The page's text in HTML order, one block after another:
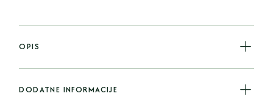
OPIS
DODATNE INFORMACIJE